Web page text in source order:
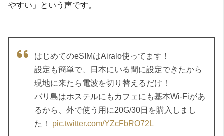
やすい」という声です。
はじめてのeSIMはAiralo使ってます！
設定も簡単で、日本にいる間に設定できたから
現地に来たら電波を切り替えるだけ！
バリ島はホステルにもカフェにも基本Wi-Fiがあ
るから、外で使う用に20G/30日を購入しまし
た！ pic.twitter.com/YZcFbRO72L